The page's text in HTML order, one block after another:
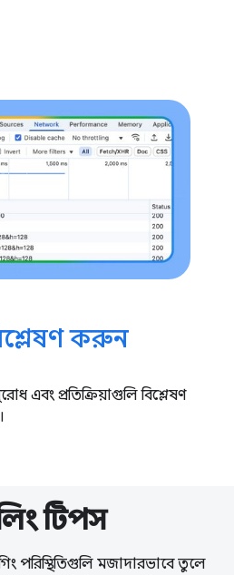
করুন
এবং প্রতিক্রিয়াগুলি বিশ্লেষণ
টিপস
পরিস্থিতিগুলি মজাদারভাবে তুলে